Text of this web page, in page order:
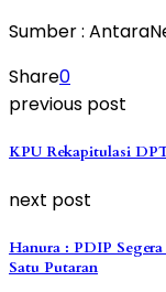
Sumber :
Share0
previous post
KPU Rekapitulasi
next post
Hanura : PDIP
Satu Putaran